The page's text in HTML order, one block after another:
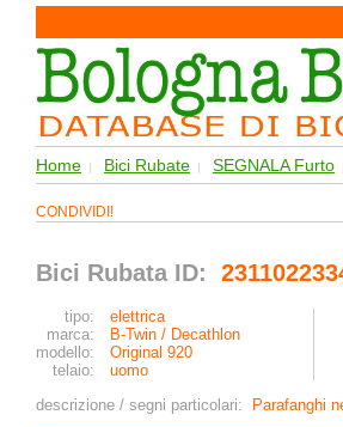
Home | Bici Rubate | SEGNALA Furto
CONDIVIDI!
Bici Rubata ID:
tipo: elettrica
marca:
B-Twin / Decathlon
modello:
Original 920
telaio:
uomo
descrizione / segni particolari:
Parafanghi